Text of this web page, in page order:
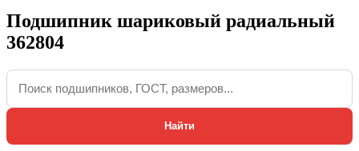
Подшипник шариковый радиальный
362804
Найти